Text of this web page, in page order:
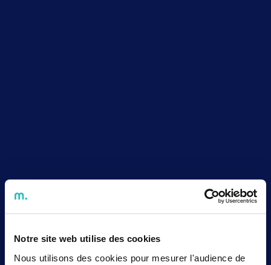
Notre site web utilise des cookies
Nous utilisons des cookies pour mesurer l'audience de